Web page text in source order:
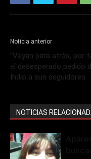
Noticia anterior
"Vayan para atrás, por
el desesperado pedido
Indio a sus seguidores
NOTICIAS